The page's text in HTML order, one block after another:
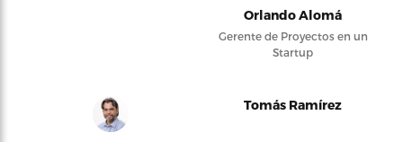
Orlando Alomá
Gerente de Proyectos en un
Startup
Tomás Ramírez